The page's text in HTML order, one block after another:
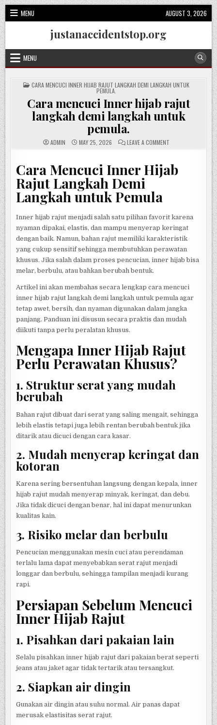
Skip
to
content
MENU AUGUST 3, 2026
justanaccidentstop.org
MENU
POSTED
IN
CARA MENCUCI INNER HIJAB RAJUT LANGKAH DEMI LANGKAH UNTUK
PEMULA.
Cara mencuci Inner hijab rajut
langkah demi langkah untuk
pemula.
ADMIN MAY 25, 2026 LEAVE A COMMENTON
HIJAB
RAJUT
LANGKAH
Cara Mencuci Inner Hijab
Rajut Langkah Demi
Langkah untuk Pemula
Inner hijab rajut menjadi salah satu pilihan favorit karena
nyaman dipakai, elastis, dan mampu menyerap keringat
dengan baik. Namun, bahan rajut memiliki karakteristik
yang cukup sensitif sehingga membutuhkan perawatan
khusus. Jika salah dalam proses pencucian, inner hijab bisa
melar, berbulu, atau bahkan berubah bentuk.
Artikel ini akan membahas secara lengkap cara mencuci
inner hijab rajut langkah demi langkah untuk pemula agar
tetap awet, bersih, dan nyaman digunakan dalam jangka
panjang. Panduan ini disusun secara praktis dan mudah
diikuti tanpa perlu peralatan khusus.
Mengapa Inner Hijab Rajut
Perlu Perawatan Khusus?
1. Struktur serat yang mudah
berubah
Bahan rajut dibuat dari serat yang saling mengait, sehingga
lebih elastis tetapi juga lebih rentan berubah bentuk jika
ditarik atau dicuci dengan cara kasar.
2. Mudah menyerap keringat dan
kotoran
Karena sering bersentuhan langsung dengan kepala, inner
hijab rajut mudah menyerap minyak, keringat, dan debu.
Jika tidak dicuci dengan benar, hal ini dapat menurunkan
kualitas kain.
3. Risiko melar dan berbulu
Pencucian menggunakan mesin cuci atau perendaman
terlalu lama dapat menyebabkan serat rajut menjadi
longgar dan berbulu, sehingga tampilan menjadi kurang
rapi.
Persiapan Sebelum Mencuci
Inner Hijab Rajut
1. Pisahkan dari pakaian lain
Selalu pisahkan inner hijab rajut dari pakaian berat seperti
jeans atau jaket agar tidak tertarik atau tersangkut.
2. Siapkan air dingin
Gunakan air dingin atau suhu normal. Air panas dapat
merusak elastisitas serat rajut.